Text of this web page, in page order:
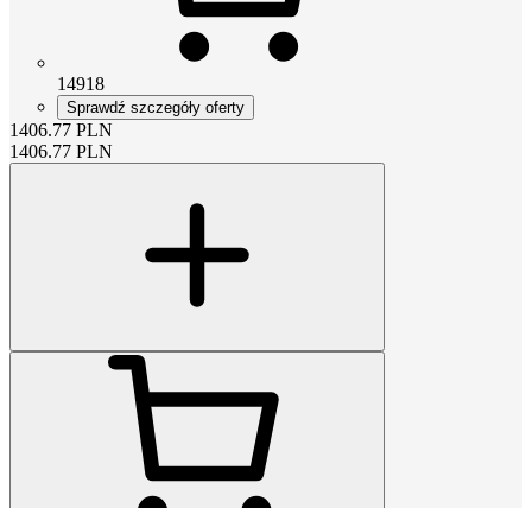
14918
Sprawdź szczegóły oferty
1406.77 PLN
1406.77 PLN